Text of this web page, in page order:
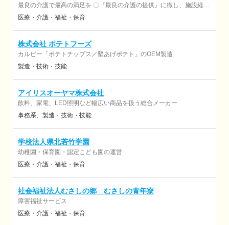
最良の介護で最高の満足を 〇『最良の介護の提供』に徹し、施設経営
の安定と利用者皆様の信頼と満足得るサービスを提供する。 〇特別養
を基本とし、高いレベルでのサービス提供と継続的改善を推進し、
ご利用者満足度を第一に考えて業務に取り組んでおります。
医療・介護・福祉・保育
株式会社 ポテトフーズ
カルビー「ポテトチップス／堅あげポテト」のOEM製造
製造・技術・技能
アイリスオーヤマ株式会社
飲料、家電、LED照明など幅広い商品を扱う総合メーカー
事務系
製造・技術・技能
学校法人県北若竹学園
幼稚園・保育園・認定こども園の運営
医療・介護・福祉・保育
社会福祉法人むさしの郷 むさしの青年寮
障害福祉サービス
医療・介護・福祉・保育